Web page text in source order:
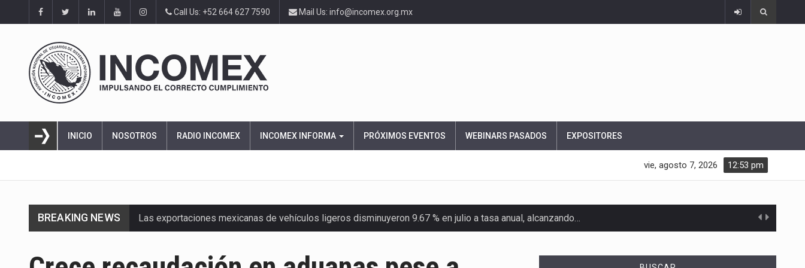
Call Us: +52 664 627 7590 Mail Us: info@incomex.org.mx
INICIO NOSOTROS RADIO INCOMEX INCOMEX INFORMA PRÓXIMOS EVENTOS WEBINARS PASADOS EXPOSITORES
12:53 pm
vie, agosto 7, 2026
BREAKING NEWS Las exportaciones mexicanas de vehículos ligeros disminuyeron 9.67 % en julio a tasa anual, alcanzando…